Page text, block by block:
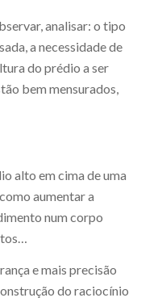
analisar: o tipo
a necessidade de
do prédio a ser
bem mensurados,
alto em cima de uma
aumentar a
num corpo
e mais precisão
do raciocínio